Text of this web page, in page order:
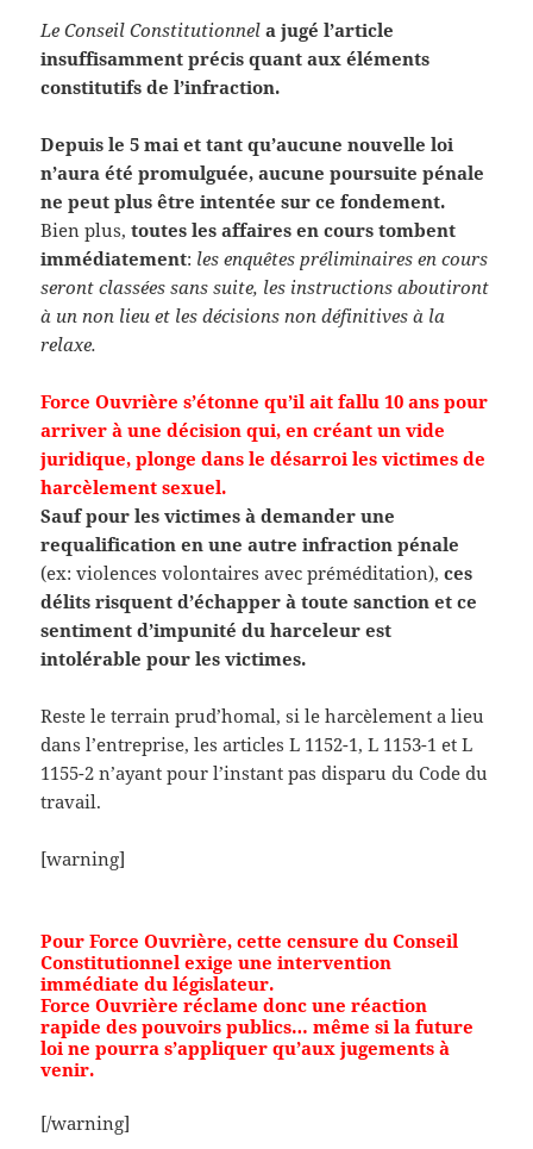
Le Conseil Constitutionnel a jugé l’article
insuffisamment précis quant aux éléments
constitutifs de l’infraction.
Depuis le 5 mai et tant qu’aucune nouvelle loi
n’aura été promulguée, aucune poursuite pénale
ne peut plus être intentée sur ce fondement.
Bien plus,toutes les affaires en cours tombent
immédiatement: les enquêtes préliminaires en cours
seront classées sans suite, les instructions aboutiront
à un non lieu et les décisions non définitives à la
relaxe.
Force Ouvrière s’étonne qu’il ait fallu 10 ans pour
arriver à une décision qui, en créant un vide
juridique, plonge dans le désarroi les victimes de
harcèlement sexuel.
Sauf pour les victimes à demander une
requalification en une autre infraction pénale
(ex: violences volontaires avec préméditation),ces
délits risquent d’échapper à toute sanction et ce
sentiment d’impunité du harceleur est
intolérable pour les victimes.
Reste le terrain prud’homal, si le harcèlement a lieu
dans l’entreprise, les articles L 1152-1, L 1153-1 et L
1155-2 n’ayant pour l’instant pas disparu du Code du
travail.
[warning]
Pour Force Ouvrière, cette censure du Conseil
Constitutionnel exige une intervention
immédiate du législateur.
Force Ouvrière réclame donc une réaction
rapide des pouvoirs publics… même si la future
loi ne pourra s’appliquer qu’aux jugements à
venir.
[/warning]